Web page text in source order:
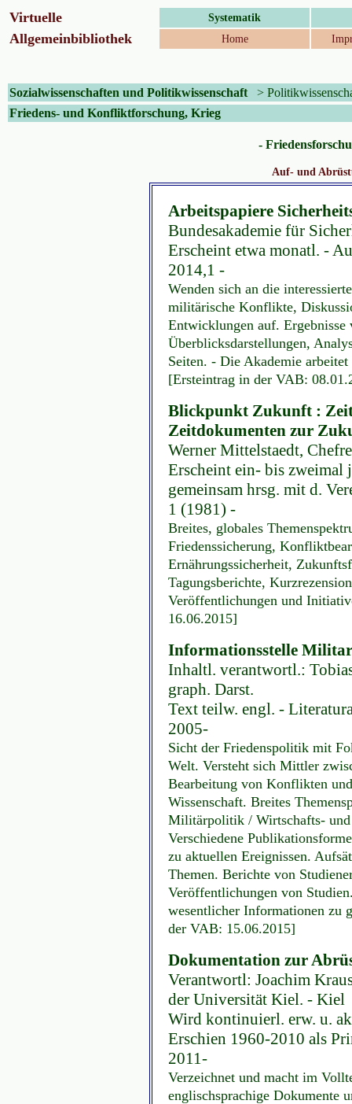
Virtuelle Systematik
Allgemeinbibliothek Home
Sozialwissenschaften und Politikwissenschaft >
Friedens- und Konfliktforschung, Krieg
-
Auf- und
Arbeitspapiere
Bundesakademie für
Erscheint etwa monatl. -
2014,1 -
Wenden sich an die
militärische Konflikte,
Entwicklungen auf.
Überblicksdarstellungen,
Seiten. - Die Akademie
[Ersteintrag in der VAB:
Blickpunkt Zukunft :
Zeitdokumenten zur
Werner Mittelstaedt,
Erscheint ein- bis
gemeinsam hrsg. mit d.
1 (1981) -
Breites, globales
Friedenssicherung,
Ernährungssicherheit,
Tagungsberichte,
Veröffentlichungen und
16.06.2015]
Informationsstelle
Inhaltl. verantwortl.:
graph. Darst.
Text teilw. engl. -
2005-
Sicht der Friedenspolitik mit
Welt. Versteht sich Mittler
Bearbeitung von Konflikten
Wissenschaft. Breites
Militärpolitik / Wirtschafts-
Verschiedene
zu aktuellen Ereignissen.
Themen. Berichte von
Veröffentlichungen von
wesentlicher Informationen zu
der VAB: 15.06.2015]
Dokumentation zur
Verantwortl: Joachim
der Universität Kiel. - Kiel
Wird kontinuierl. erw. u.
Erschien 1960-2010 als
2011-
Verzeichnet und macht im
englischsprachige Dokumente